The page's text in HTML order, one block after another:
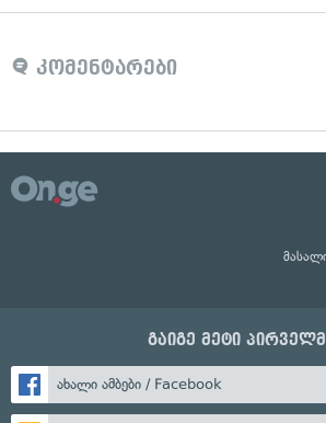
კომენტარები
გაიგე მეტი
ახალი ამბები / Facebook